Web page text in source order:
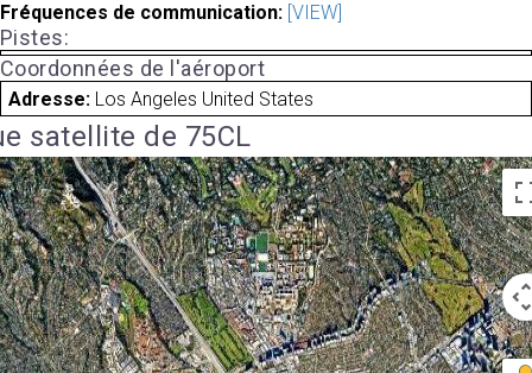
Fréquences de communication: [VIEW]
Pistes:
Coordonnées de l'aéroport
Adresse: Los Angeles United States
satellite de 75CL